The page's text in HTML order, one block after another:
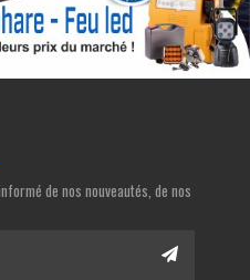
de nos nouveautés, de nos